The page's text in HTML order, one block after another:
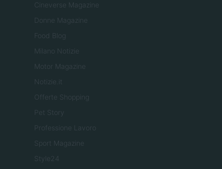
Cineverse Magazine
Donne Magazine
Food Blog
Milano Notizie
Motor Magazine
Notizie.it
Offerte Shopping
Pet Story
Professione Lavoro
Sport Magazine
Style24